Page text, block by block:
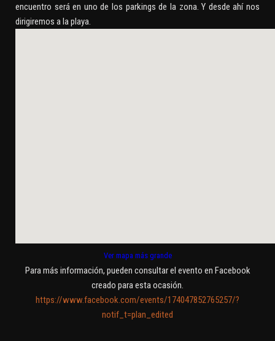
encuentro será en uno de los parkings de la zona. Y desde ahí nos
dirigiremos a la playa.
Ver mapa más grande
Para más información, pueden consultar el evento en Facebook
creado para esta ocasión.
https://www.facebook.com/events/174047852765257/?
notif_t=plan_edited